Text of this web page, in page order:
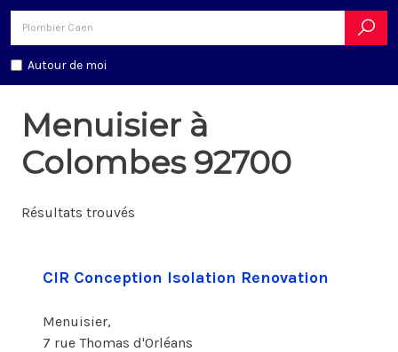
Autour de moi
Menuisier à
Colombes 92700
Résultats trouvés
CIR Conception Isolation Renovation
Menuisier,
7 rue Thomas d'Orléans